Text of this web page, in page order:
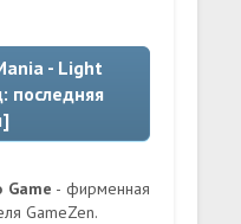
- Light
последняя
Game - фирменная
GameZen.